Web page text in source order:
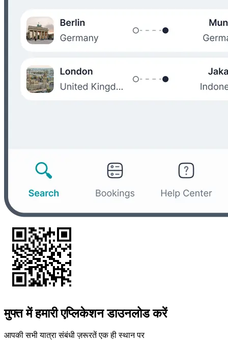
मुफ्त में हमारी एप्लिकेशन डाउनलोड करें
आपकी सभी यात्रा संबंधी ज़रूरतें एक ही स्थान पर